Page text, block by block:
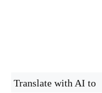
Translate with AI to